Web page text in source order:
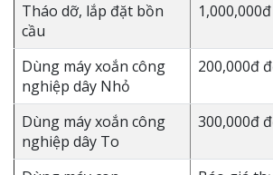
‎Tháo dỡ, lắp đặt bồn
cầu
1,000,000đ
Dùng máy xoắn công
nghiệp dây Nhỏ
200,000đ
Dùng máy xoắn công
nghiệp dây To
300,000đ